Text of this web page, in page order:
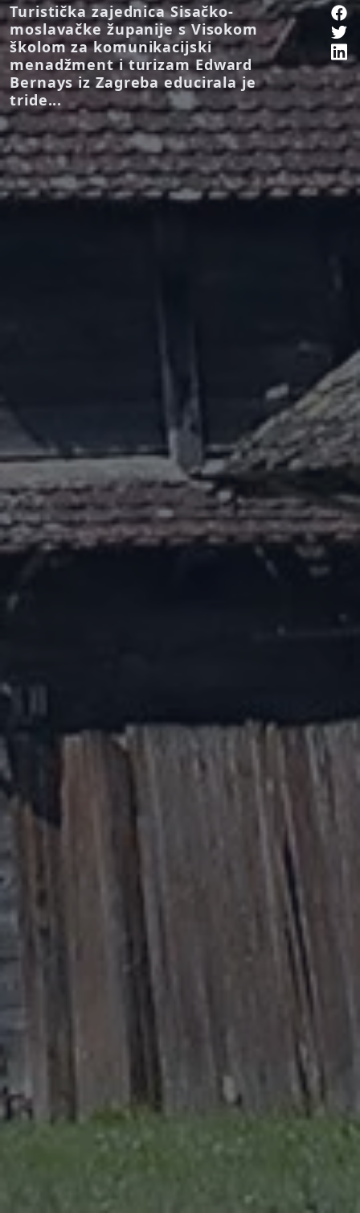
Turistička zajednica Sisačko-
moslavačke županije s Visokom
školom za komunikacijski
menadžment i turizam Edward
Bernays iz Zagreba educirala je
tride...